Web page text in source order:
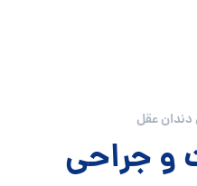
دندان عقل
و جراحی